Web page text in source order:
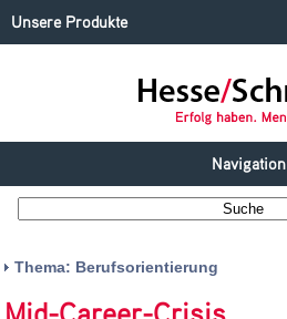
Unsere Produkte
Navigation
Thema: Berufsorientierung